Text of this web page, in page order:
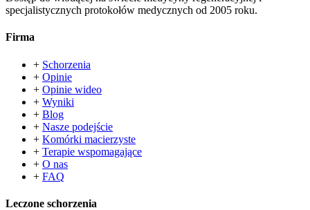
specjalistycznych protokołów medycznych od 2005 roku.
Firma
+ Schorzenia
+ Opinie
+ Opinie wideo
+ Wyniki
+ Blog
+ Nasze podejście
+ Komórki macierzyste
+ Terapie wspomagające
+ O nas
+ FAQ
Leczone schorzenia